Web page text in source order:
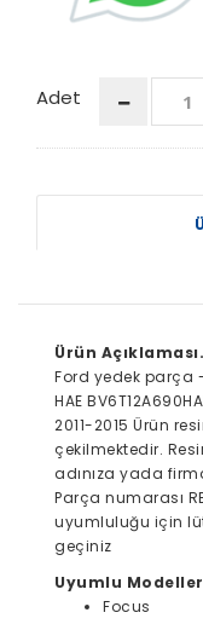
Adet
Ürün Açıklaması.
Ford yedek parça -
HAE
2011-2015 Ürün
çekilmektedir.
adınıza yada
Parça numarası
uyumluluğu için
geçiniz
Uyumlu Modeller
Focus